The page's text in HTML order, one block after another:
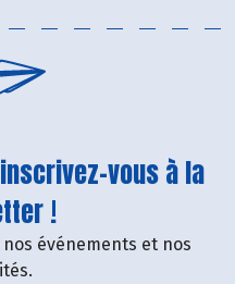
vous à la
!
événements et nos